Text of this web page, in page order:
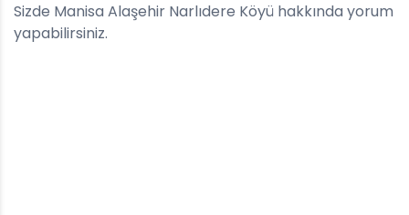
Sizde Manisa Alaşehir Narlıdere Köyü hakkında yorum
yapabilirsiniz.